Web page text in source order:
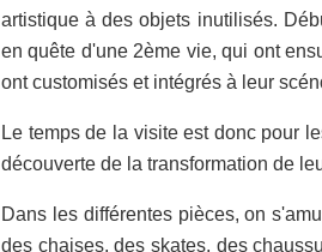
artistique à des objets inutilisés.
en quête d'une 2ème vie, qui ont
ont customisés et intégrés à leur
Le temps de la visite est donc pour
découverte de la transformation de
Dans les différentes pièces, on
des chaises, des skates, des